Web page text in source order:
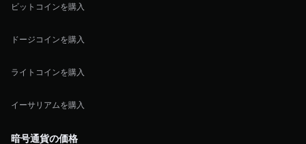
ビットコインを購入
ドージコインを購入
ライトコインを購入
イーサリアムを購入
暗号通貨の価格